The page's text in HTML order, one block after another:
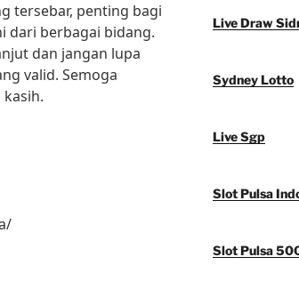
tersebar, penting bagi
dari berbagai bidang.
dan jangan lupa
valid. Semoga
Live Draw
Sydney Lotto
Live Sgp
Slot Pulsa
Slot Pulsa